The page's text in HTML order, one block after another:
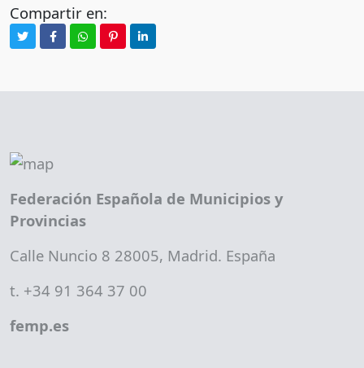
Compartir en:
Federación Española de Municipios y
Provincias
Calle Nuncio 8 28005, Madrid. España
t. +34 91 364 37 00
femp.es